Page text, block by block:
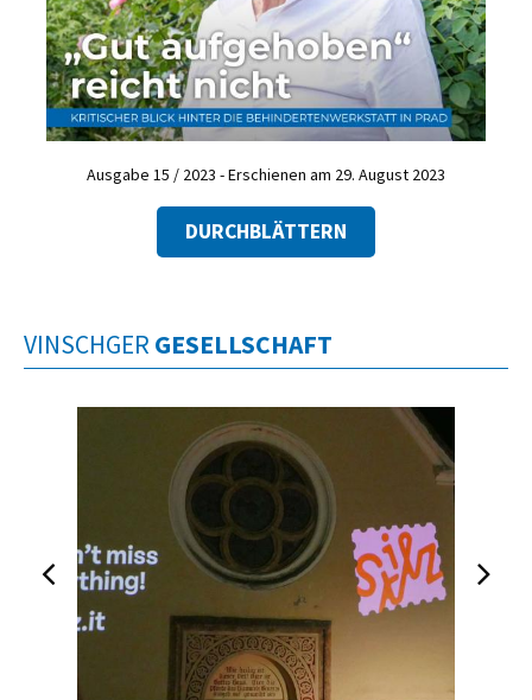
Ausgabe 15 / 2023 - Erschienen am 29. August 2023
DURCHBLÄTTERN
VINSCHGER GESELLSCHAFT